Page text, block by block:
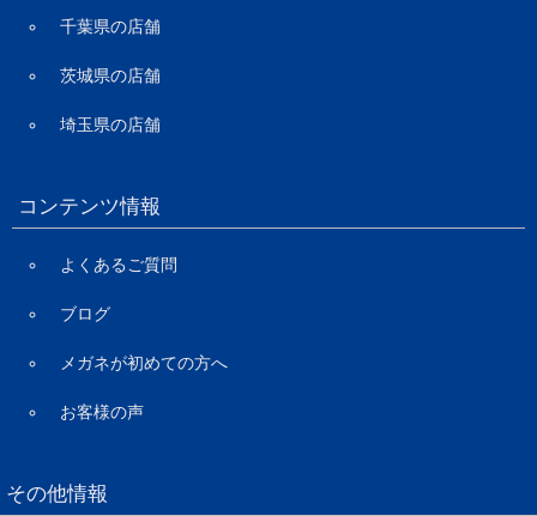
千葉県の店舗
茨城県の店舗
埼玉県の店舗
コンテンツ情報
よくあるご質問
ブログ
メガネが初めての方へ
お客様の声
その他情報